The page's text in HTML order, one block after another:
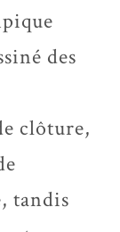
des
clôture,
tandis